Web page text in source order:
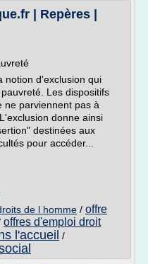
| Repères |
notion d'exclusion qui
Les dispositifs
ne parviennent pas à
donne ainsi
destinées aux
pour accéder...
de l homme / offre
offres d'emploi droit
l'accueil /